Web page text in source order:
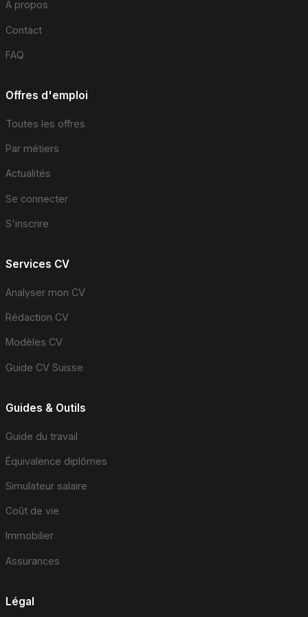
À propos
Contact
FAQ
Offres d'emploi
Toutes les offres
Par métiers
Actualités
Se connecter
S'inscrire
Services CV
Analyser mon CV
Rédaction CV
Modèles CV
Guide CV Suisse
Guides & Outils
Guide du travail
Équivalence diplômes
Simulateur salaire
Coût de vie
Immobilier
Assurances
Légal